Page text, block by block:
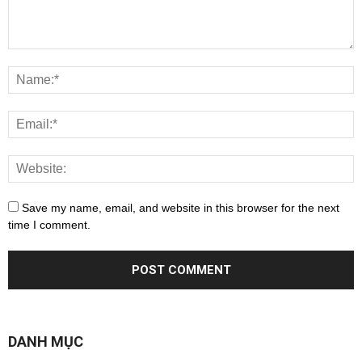
Save my name, email, and website in this browser for the next
time I comment.
DANH MỤC